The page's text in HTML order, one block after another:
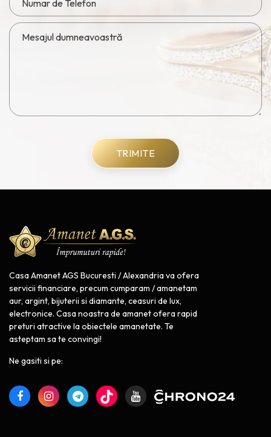
TRIMITE
Casa Amanet AGS Bucuresti / Alexandria va ofera
servicii financiare, precum cumparam / amanetam
aur, argint, bijuterii si diamante, ceasuri de lux,
electronice. Casa noastra de amanet ofera rapid
preturi atractive la obiectele amanetate. Te
asteptam sa te convingi!
Ne gasiti si pe: